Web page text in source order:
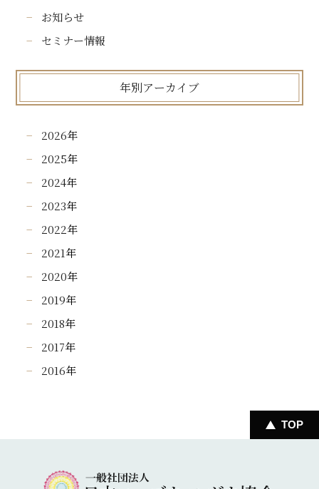
お知らせ
セミナー情報
年別アーカイブ
2026年
2025年
2024年
2023年
2022年
2021年
2020年
2019年
2018年
2017年
2016年
TOP